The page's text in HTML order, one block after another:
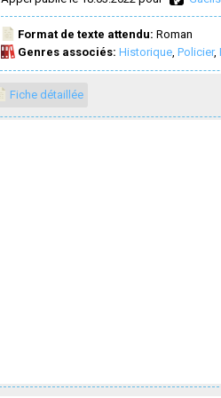
Format de texte attendu: Roman
Genres associés: Historique, Policier,
Fiche détaillée